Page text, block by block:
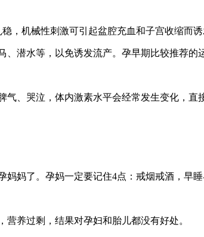
，机械性刺激可引起盆腔充血和子宫收缩而
潜水等，以免诱发流产。孕早期比较推荐的
、哭泣，体内激素水平会经常发生变化，
妈了。孕妈一定要记住4点：戒烟戒酒，早睡
养过剩，结果对孕妇和胎儿都没有好处。